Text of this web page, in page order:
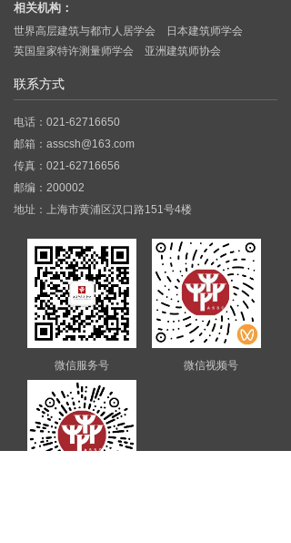
联系方式
电话：021-62716650
邮箱：asscsh@163.com
传真：021-62716656
邮编：200002
地址：上海市黄浦区汉口路151号4楼
微信服务号 微信视频号
相关机构：
世界高层建筑与都市人居学会
日本建筑师学会
英国皇家特许测量师学会
亚洲建筑师协会